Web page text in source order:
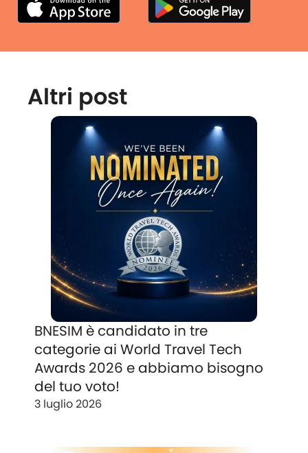
Altri post
BNESIM è candidato in tre
categorie ai World Travel Tech
Awards 2026 e abbiamo bisogno
del tuo voto!
3 luglio 2026